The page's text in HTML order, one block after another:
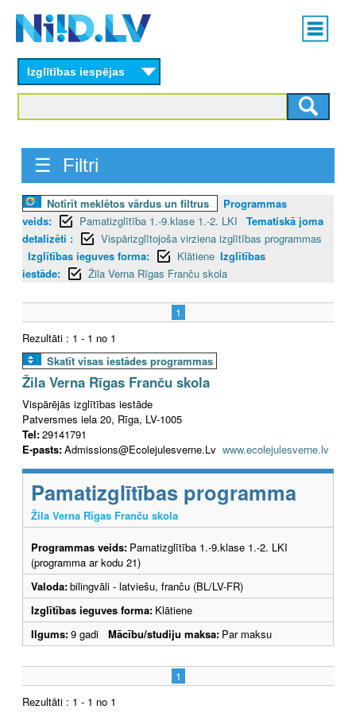
content
Main
menu
Izglītības iespējas
☰ Filtri
Notīrīt meklētos vārdus un filtrus
Programmas
veids:
Pamatizglītība 1.-9.klase 1.-2. LKI
Tematiskā joma
detalizēti :
Vispārizglītojoša virziena izglītības programmas
Izglītības ieguves forma:
Klātiene Izglītības
iestāde:
Žila Verna Rīgas Franču skola
1
Rezultāti : 1 - 1 no 1
Skatīt visas iestādes programmas
Žila Verna Rīgas Franču skola
Vispārējās izglītības iestāde
Patversmes iela 20, Rīga, LV-1005
Tel:29141791
E-pasts:Admissions@Ecolejulesverne.Lv www.ecolejulesverne.lv
Pamatizglītības programma
Žila Verna Rīgas Franču skola
Programmas veids: Pamatizglītība 1.-9.klase 1.-2. LKI
(programma ar kodu 21)
Valoda:bilingvāli - latviešu, franču (BL/LV-FR)
Izglītības ieguves forma: Klātiene
Ilgums:9 gadi Mācību/studiju maksa: Par maksu
1
Rezultāti : 1 - 1 no 1